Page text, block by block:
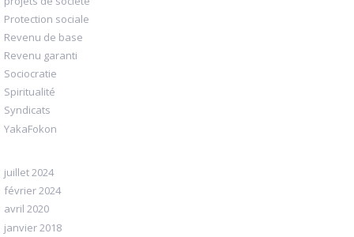
Protection sociale
Revenu de base
Revenu garanti
Sociocratie
Spiritualité
Syndicats
YakaFokon
juillet 2024
février 2024
avril 2020
janvier 2018